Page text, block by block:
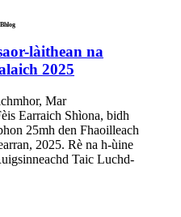
làithean na
2025
Mar
Earraich Shìona, bidh
25mh den Fhaoilleach
2025. Rè na h-ùine
Taic Luchd-